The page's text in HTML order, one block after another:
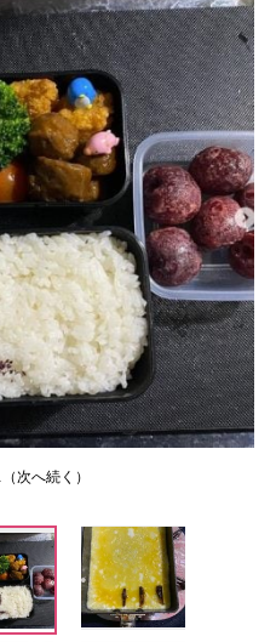
次へ続く）